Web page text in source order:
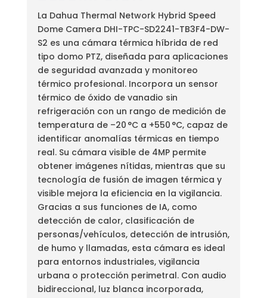
La Dahua Thermal Network Hybrid Speed
Dome Camera DHI-TPC-SD2241-TB3F4-DW-
S2 es una cámara térmica híbrida de red
tipo domo PTZ, diseñada para aplicaciones
de seguridad avanzada y monitoreo
térmico profesional. Incorpora un sensor
térmico de óxido de vanadio sin
refrigeración con un rango de medición de
temperatura de –20 °C a +550 °C, capaz de
identificar anomalías térmicas en tiempo
real. Su cámara visible de 4MP permite
obtener imágenes nítidas, mientras que su
tecnología de fusión de imagen térmica y
visible mejora la eficiencia en la vigilancia.
Gracias a sus funciones de IA, como
detección de calor, clasificación de
personas/vehículos, detección de intrusión,
de humo y llamadas, esta cámara es ideal
para entornos industriales, vigilancia
urbana o protección perimetral. Con audio
bidireccional, luz blanca incorporada,